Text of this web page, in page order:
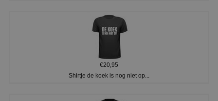
€20,95
Shirtje de koek is nog niet op...